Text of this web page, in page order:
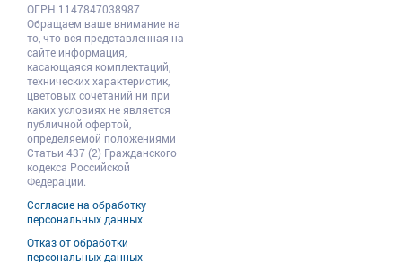
ОГРН 1147847038987
Обращаем ваше внимание на
то, что вся представленная на
сайте информация,
касающаяся комплектаций,
технических характеристик,
цветовых сочетаний ни при
каких условиях не является
публичной офертой,
определяемой положениями
Статьи 437 (2) Гражданского
кодекса Российской
Федерации.
Согласие на обработку
персональных данных
Отказ от обработки
персональных данных